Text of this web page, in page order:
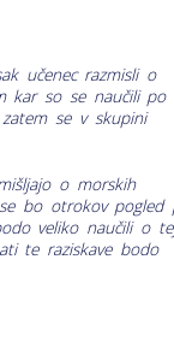
učenec razmisli o
kar so se naučili po
se v skupini
o morskih
bo otrokov pogled
veliko naučili o
te raziskave bodo